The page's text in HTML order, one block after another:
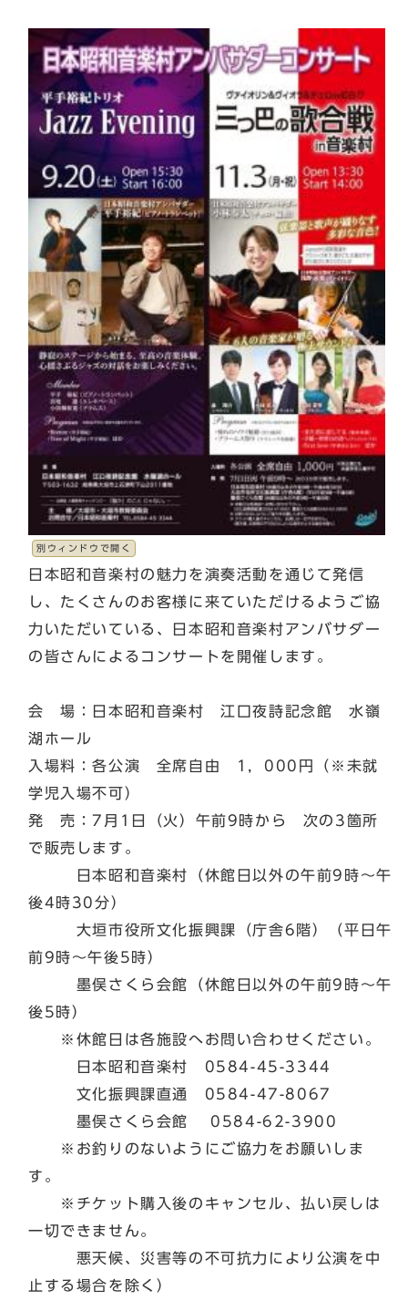
別ウィンドウで開く
日本昭和音楽村の魅力を演奏活動を通じて発信
し、たくさんのお客様に来ていただけるようご協
力いただいている、日本昭和音楽村アンバサダー
の皆さんによるコンサートを開催します。
会 場：日本昭和音楽村 江口夜詩記念館 水嶺
湖ホール
入場料：各公演 全席自由 1，000円（※未就
学児入場不可）
発 売：7月1日（火）午前9時から 次の3箇所
で販売します。
日本昭和音楽村（休館日以外の午前9時〜午
後4時30分）
大垣市役所文化振興課（庁舎6階）（平日午
前9時〜午後5時）
墨俣さくら会館（休館日以外の午前9時〜午
後5時）
※休館日は各施設へお問い合わせください。
日本昭和音楽村 0584-45-3344
文化振興課直通 0584-47-8067
墨俣さくら会館 0584-62-3900
※お釣りのないようにご協力をお願いしま
す。
※チケット購入後のキャンセル、払い戻しは
一切できません。
悪天候、災害等の不可抗力により公演を中
止する場合を除く）